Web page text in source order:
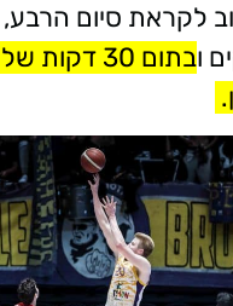
לקראת סיום הרבע,
ו
בתום 30